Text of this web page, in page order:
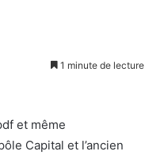
1 minute de lecture
et même
Capital et l’ancien